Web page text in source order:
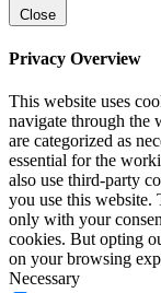
Close
Privacy Overview
This website uses
navigate through the
are categorized as
essential for the
also use third-party
you use this website.
only with your
cookies. But opting
on your browsing
Necessary